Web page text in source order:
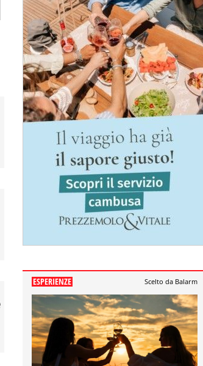
ESPERIENZE Scelto da Balarm